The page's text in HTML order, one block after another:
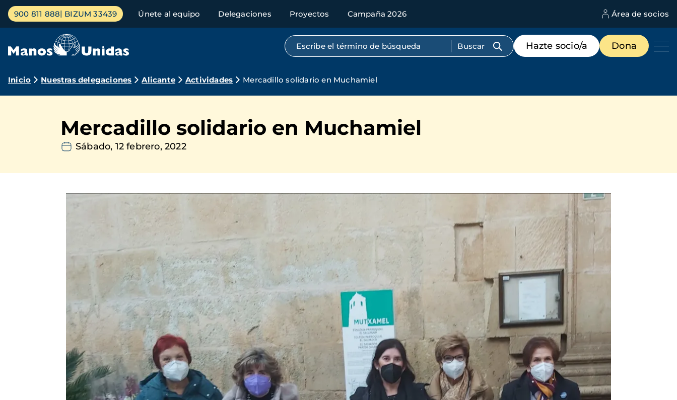
Pasar
contenido
Menú
principal
900 811 888 BIZUM 33439 Únete al equipo Delegaciones Proyectos Campaña 2026 Área de socios
Búsqueda por texto completo
Menú
de
destacados
Hazte socio/a Dona
Ruta
navegación
Inicio Nuestras delegaciones Alicante Actividades Mercadillo solidario en Muchamiel
Mercadillo solidario en Muchamiel
Sábado, 12 febrero, 2022